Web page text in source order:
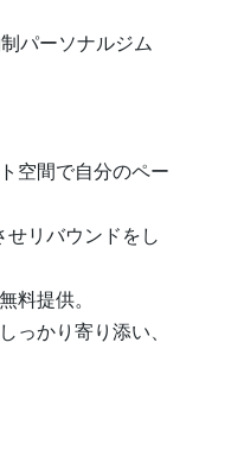
パーソナルジム
空間で自分のペー
リバウンドをし
料提供。
っかり寄り添い、